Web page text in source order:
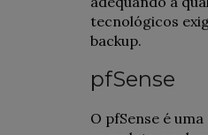
tecnológicos
backup.
pfSense
O pfSense é